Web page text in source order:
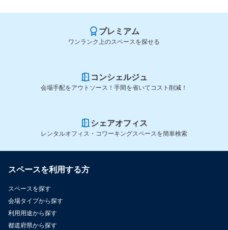
プレミアム
ワンランク上のスペースを探せる
コンシェルジュ
会場手配をアウトソース！手間を省いてコスト削減！
シェアオフィス
レンタルオフィス・コワーキングスペースを簡単検索
スペースを利用する方
スペースを探す
会場タイプから探す
利用用途から探す
都道府県から探す